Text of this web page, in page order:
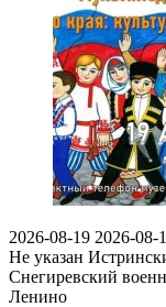
2026-08-19 2026-08-
Не указан
Снегиревский
Ленино